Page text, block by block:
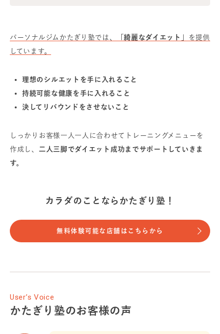
パーソナルジムかたぎり塾では、 「綺麗なダイエット」
を提供
しています。
理想のシルエットを手に入れること
持続可能な健康を手に入れること
決してリバウンドをさせないこと
しっかりお客様一人一人に合わせてトレーニングメニューを
作成し、 二人三脚でダイエット成功までサポートしていきま
す。
カラダのことならかたぎり塾！
無料体験可能な店舗はこちらから
User’s Voice
かたぎり塾のお客様の声